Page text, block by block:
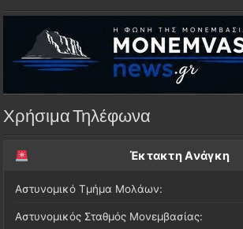
Χρήσιμα Τηλέφωνα
Έκτακτη Ανάγκη
Αστυνομικό Τμήμα Μολάων:
Αστυνομικός Σταθμός Μονεμβασίας: